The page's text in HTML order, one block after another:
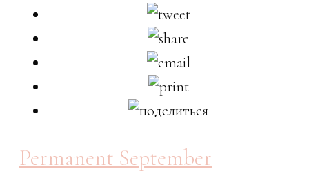
Permanent September